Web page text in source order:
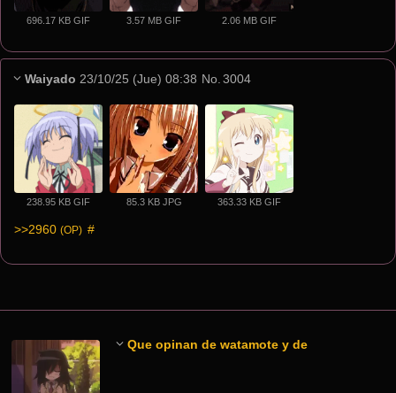
696.17 KB GIF 3.57 MB GIF 2.06 MB GIF
Waiyado 23/10/25 (Jue) 08:38 No. 3004
238.95 KB GIF 85.3 KB JPG 363.33 KB GIF
>>2960 (OP) #
Que opinan de watamote y de